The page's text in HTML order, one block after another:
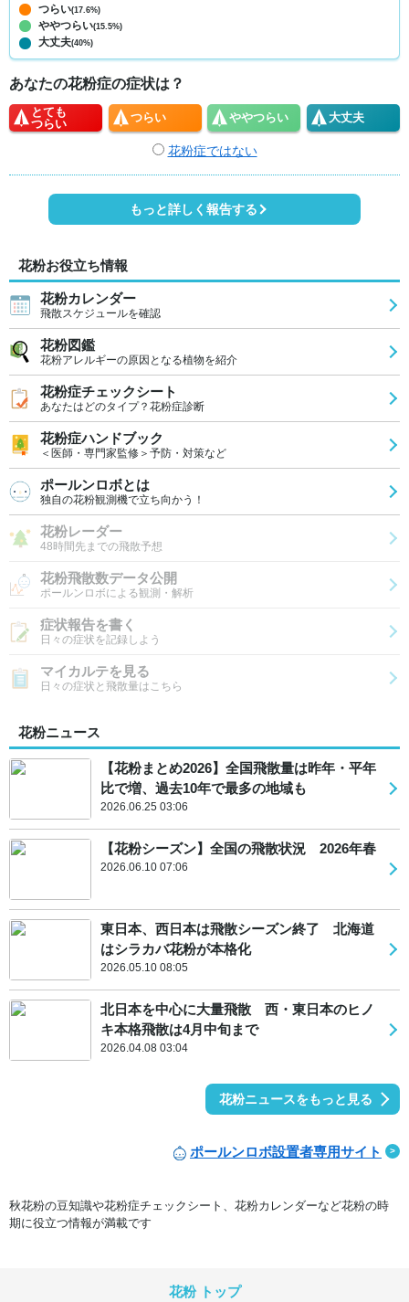
つらい(17.6%)
ややつらい(15.5%)
大丈夫(40%)
あなたの花粉症の症状は？
とても
つらい
つらい ややつらい 大丈夫
花粉症ではない
もっと詳しく報告する
花粉お役立ち情報
花粉カレンダー
飛散スケジュールを確認
花粉図鑑
花粉アレルギーの原因となる植物を紹介
花粉症チェックシート
あなたはどのタイプ？花粉症診断
花粉症ハンドブック
＜医師・専門家監修＞予防・対策など
ポールンロボとは
独自の花粉観測機で立ち向かう！
花粉レーダー
48時間先までの飛散予想
花粉飛散数データ公開
ポールンロボによる観測・解析
症状報告を書く
日々の症状を記録しよう
マイカルテを見る
日々の症状と飛散量はこちら
花粉ニュース
【花粉まとめ2026】全国飛散量は昨年・平年
比で増、過去10年で最多の地域も
2026.06.25 03:06
【花粉シーズン】全国の飛散状況 2026年春
2026.06.10 07:06
東日本、西日本は飛散シーズン終了 北海道
はシラカバ花粉が本格化
2026.05.10 08:05
北日本を中心に大量飛散 西・東日本のヒノ
キ本格飛散は4月中旬まで
2026.04.08 03:04
花粉ニュースをもっと見る
ポールンロボ設置者専用サイト
秋花粉の豆知識や花粉症チェックシート、花粉カレンダーなど花粉の時
期に役立つ情報が満載です
花粉 トップ